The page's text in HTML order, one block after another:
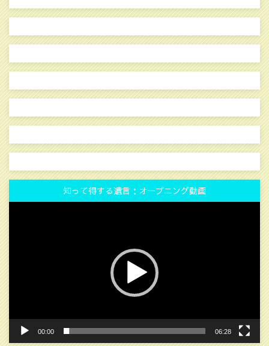
知って得する遺言：オープニング動画
動
画
プ
レ
ー
ヤ
ー
00:00 06:28